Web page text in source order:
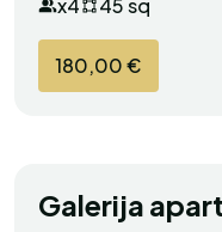
x4 45 sq
180,00 €
Galerija